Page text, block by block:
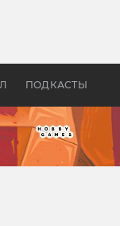
ПОДКАСТЫ
колец»